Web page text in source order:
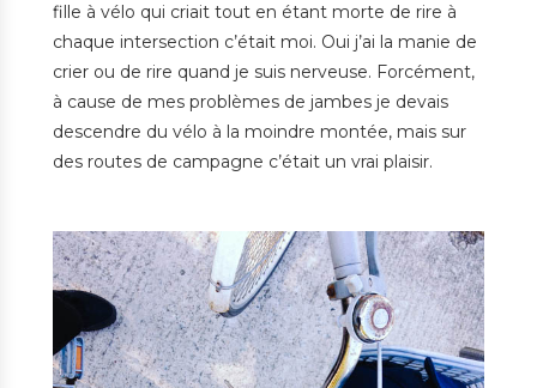
fille à vélo qui criait tout en étant morte de rire à
chaque intersection c’était moi. Oui j’ai la manie de
crier ou de rire quand je suis nerveuse. Forcément,
à cause de mes problèmes de jambes je devais
descendre du vélo à la moindre montée, mais sur
des routes de campagne c’était un vrai plaisir.